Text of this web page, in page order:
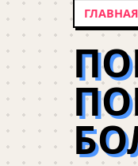
ГЛАВНАЯ